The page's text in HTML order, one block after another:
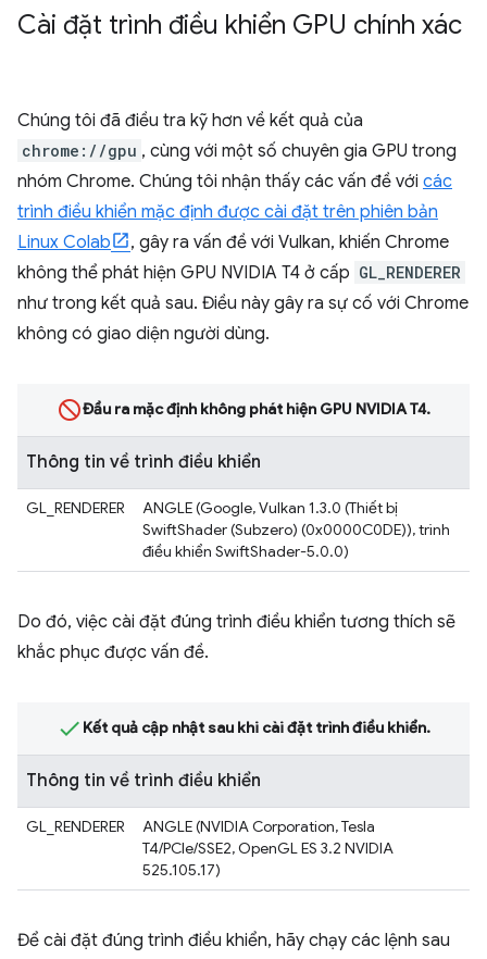
Cài đặt trình điều khiển GPU chính xác
Chúng tôi đã điều tra kỹ hơn về kết quả của
chrome://gpu , cùng với một số chuyên gia GPU trong
nhóm Chrome. Chúng tôi nhận thấy các vấn đề với các
trình điều khiển mặc định được cài đặt trên phiên bản
Linux Colab
, gây ra vấn đề với Vulkan, khiến Chrome
không thể phát hiện GPU NVIDIA T4 ở cấp GL_RENDERER
như trong kết quả sau. Điều này gây ra sự cố với Chrome
không có giao diện người dùng.
Đầu ra mặc định không phát hiện GPU NVIDIA T4.
Thông tin về trình điều khiển
GL_RENDERER
ANGLE (Google, Vulkan 1.3.0 (Thiết bị
SwiftShader (Subzero) (0x0000C0DE)), trình
điều khiển SwiftShader-5.0.0)
Do đó, việc cài đặt đúng trình điều khiển tương thích sẽ
khắc phục được vấn đề.
Kết quả cập nhật sau khi cài đặt trình điều khiển.
Thông tin về trình điều khiển
GL_RENDERER
ANGLE (NVIDIA Corporation, Tesla
T4/PCIe/SSE2, OpenGL ES 3.2 NVIDIA
525.105.17)
Để cài đặt đúng trình điều khiển, hãy chạy các lệnh sau